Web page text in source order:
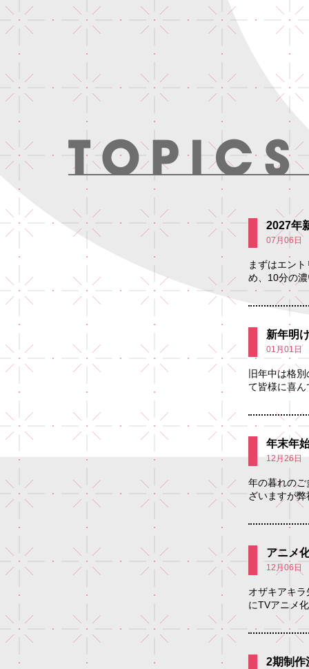
2027年
07月06日
まずはエン
め、10分の
新年明
01月01日
旧年中は格
て皆様に喜
年末年
12月26日
年の暮れの
ざいますが
アニメ
12月06日
オザキアキ
にTVアニメ
2期制作